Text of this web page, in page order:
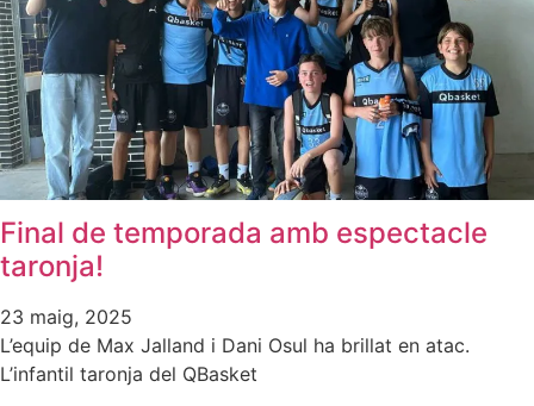
Final de temporada amb espectacle
taronja!
23 maig, 2025
L’equip de Max Jalland i Dani Osul ha brillat en atac.
L’infantil taronja del QBasket